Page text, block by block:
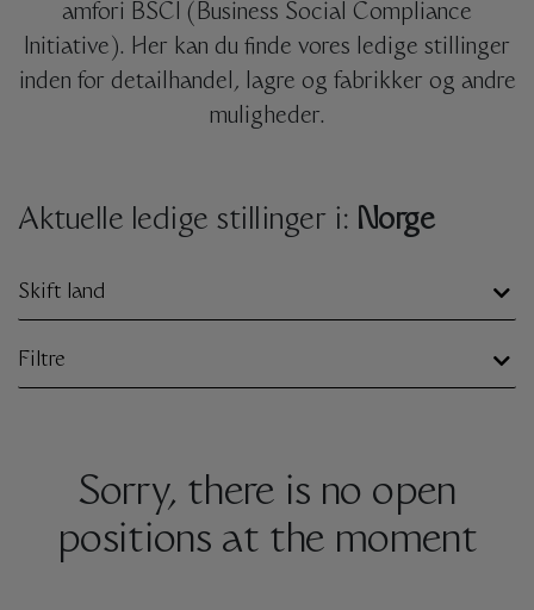
amfori BSCI (Business Social Compliance
Initiative). Her kan du finde vores ledige stillinger
inden for detailhandel, lagre og fabrikker og andre
muligheder.
Aktuelle ledige stillinger i: Norge
Skift land
Filtre
Sorry, there is no open
positions at the moment